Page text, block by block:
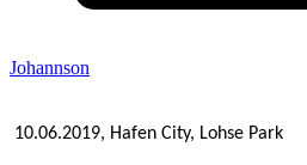
Johannson
10.06.2019, Hafen City, Lohse Park